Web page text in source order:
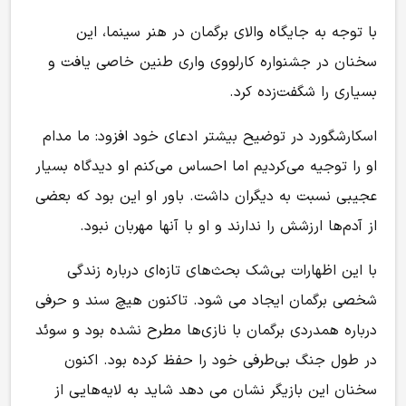
با توجه به جایگاه والای برگمان در هنر سینما، این
سخنان در جشنواره کارلووی واری طنین خاصی یافت و
بسیاری را شگفت‌زده کرد.
اسکارشگورد در توضیح بیشتر ادعای خود افزود: ما مدام
او را توجیه می‌کردیم اما احساس می‌کنم او دیدگاه بسیار
عجیبی نسبت به دیگران داشت. باور او این بود که بعضی
از آدم‌ها ارزشش را ندارند و او با آنها مهربان نبود.
با این اظهارات بی‌شک بحث‌های تازه‌ای درباره زندگی
شخصی برگمان ایجاد می شود. تاکنون هیچ سند و حرفی
درباره همدردی برگمان با نازی‌ها مطرح نشده بود و سوئد
در طول جنگ بی‌طرفی خود را حفظ کرده بود. اکنون
سخنان این بازیگر نشان می دهد شاید به لایه‌هایی از